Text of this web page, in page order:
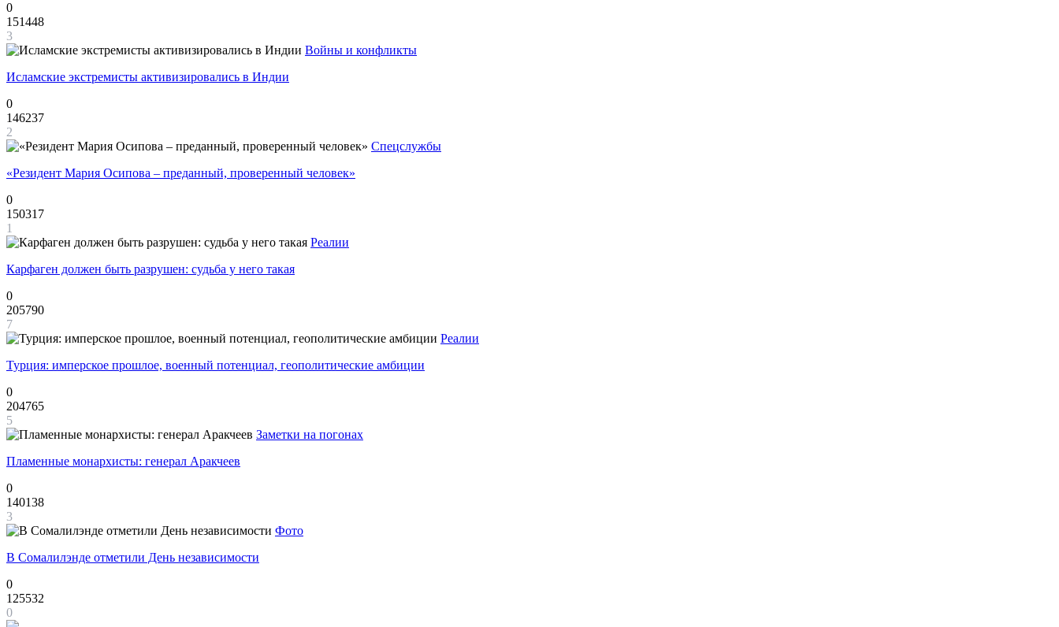
0
151448
3
Войны и конфликты
Исламские экстремисты активизировались в Индии
0
146237
2
Спецслужбы
«Резидент Мария Осипова – преданный, проверенный человек»
0
150317
1
Реалии
Карфаген должен быть разрушен: судьба у него такая
0
205790
7
Реалии
Турция: имперское прошлое, военный потенциал, геополитические амбиции
0
204765
5
Заметки на погонах
Пламенные монархисты: генерал Аракчеев
0
140138
3
Фото
В Сомалилэнде отметили День независимости
0
125532
0